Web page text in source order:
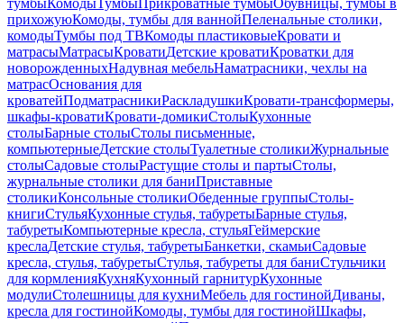
тумбыКомодыТумбыПрикроватные тумбыОбувницы, тумбы в
прихожуюКомоды, тумбы для ваннойПеленальные столики,
комодыТумбы под ТВКомоды пластиковыеКровати и
матрасыМатрасыКроватиДетские кроватиКроватки для
новорожденныхНадувная мебельНаматрасники, чехлы на
матрасОснования для
кроватейПодматрасникиРаскладушкиКровати-трансформеры,
шкафы-кроватиКровати-домикиСтолыКухонные
столыБарные столыСтолы письменные,
компьютерныеДетские столыТуалетные столикиЖурнальные
столыСадовые столыРастущие столы и партыСтолы,
журнальные столики для баниПриставные
столикиКонсольные столикиОбеденные группыСтолы-
книгиСтульяКухонные стулья, табуретыБарные стулья,
табуретыКомпьютерные кресла, стульяГеймерские
креслаДетские стулья, табуретыБанкетки, скамьиСадовые
кресла, стулья, табуретыСтулья, табуреты для баниСтульчики
для кормленияКухняКухонный гарнитурКухонные
модулиСтолешницы для кухниМебель для гостинойДиваны,
кресла для гостинойКомоды, тумбы для гостинойШкафы,